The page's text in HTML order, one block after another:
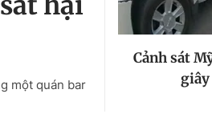
một quán bar
Cảnh sát
giây